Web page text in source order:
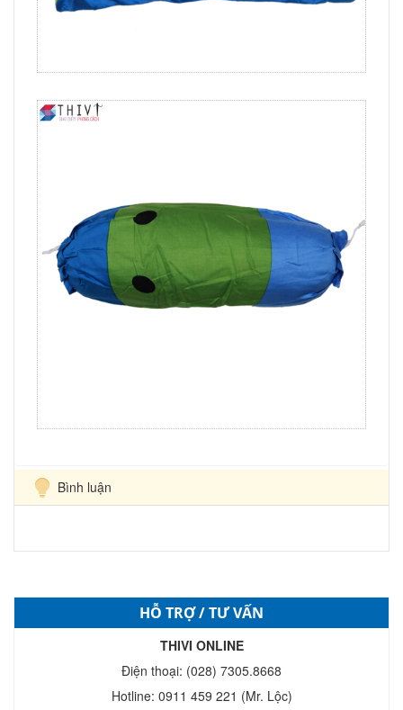
Bình luận
HỖ TRỢ / TƯ VẤN
THIVI ONLINE
Điện thoại: (028) 7305.8668
Hotline: 0911 459 221 (Mr. Lộc)